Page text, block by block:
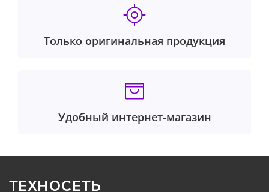
Только оригинальная продукция
Удобный интернет-магазин
ТЕХНОСЕТЬ